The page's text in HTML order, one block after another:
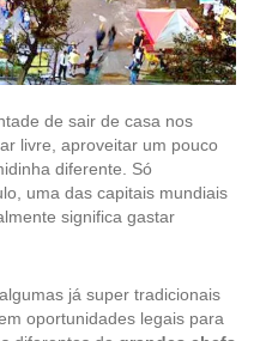
de sair de casa nos
livre, aproveitar um pouco
diferente. Só
uma das capitais mundiais
significa gastar
, algumas já super tradicionais
oportunidades legais para